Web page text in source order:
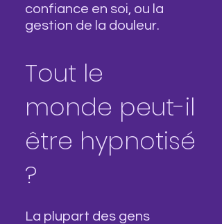
confiance en soi, ou la
gestion de la douleur.
Tout le
monde peut-il
être hypnotisé
?
La plupart des gens